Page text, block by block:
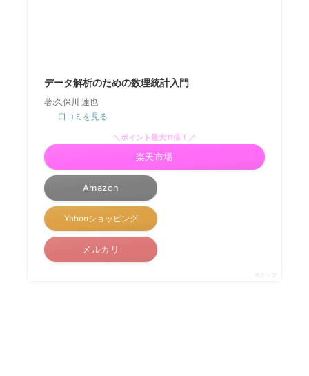
データ解析のための数理統計入門
著:久保川 達也
口コミを見る
Amazon
＼ポイント最大11倍！／
楽天市場
Yahooショッピング
メルカリ
ポチップ